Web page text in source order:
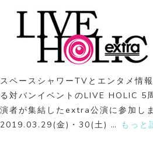
スペースシャワーTVとエンタメ情
る対バンイベントのLIVE HOLIC 5
演者が集結したextra公演に参加し
2019.03.29(金)・30(土) … もっと